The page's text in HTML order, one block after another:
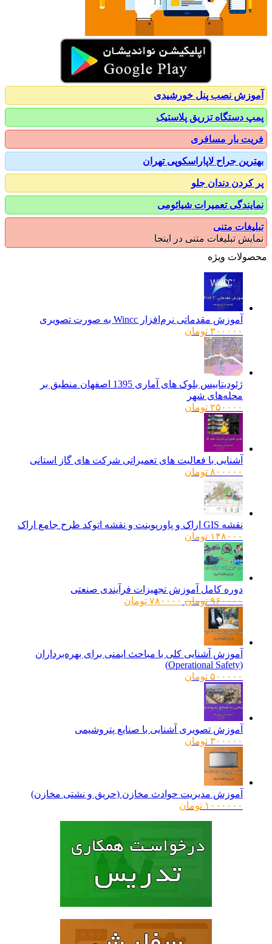
نصب پنل خورشیدی
دستگاه تزریق پلاستیک
بار مسافری
جراح لاپاراسکوپی تهران
دندان جلو
تعمیرات شیائومی
متنی
تبلیغات متنی در اینجا
ویژه
آموزش مقدماتی نرم‌افزار Wincc به صورت تصویری
۳۰۰۰۰۰ تومان
ژئودیتابیس بلوک های آماری 1395 اصفهان منطبق بر
محله‌های شهر
۲۵۰۰۰۰ تومان
آشنایی با فعالیت های تعمیراتی شرکت های گاز استانی
۸۰۰۰۰۰ تومان
نقشه GIS اراک و پاورپوینت و نقشه اتوکد طرح جامع اراک
۱۴۸۰۰۰ تومان
دوره کامل آموزش تجهیزات فرآیندی صنعتی
۹۶۰۰۰۰ تومانقیمت
۷۸۰۰۰۰ تومانقیمت
آموزش آشنایی کلی با مباحث ایمنی برای بهره‌برداران
۵۰۰۰۰۰ تومان
آموزش تصویری آشنایی با صنایع پتروشیمی
۳۰۰۰۰۰ تومان
آموزش مدیریت حوادث مخازن (حریق و نشتی مخازن)
۱۰۰۰۰۰۰ تومان